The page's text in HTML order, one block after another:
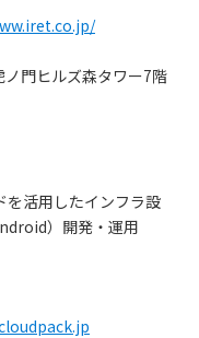
門ヒルズ森タワー7階
を活用したインフラ設
）開発・運用